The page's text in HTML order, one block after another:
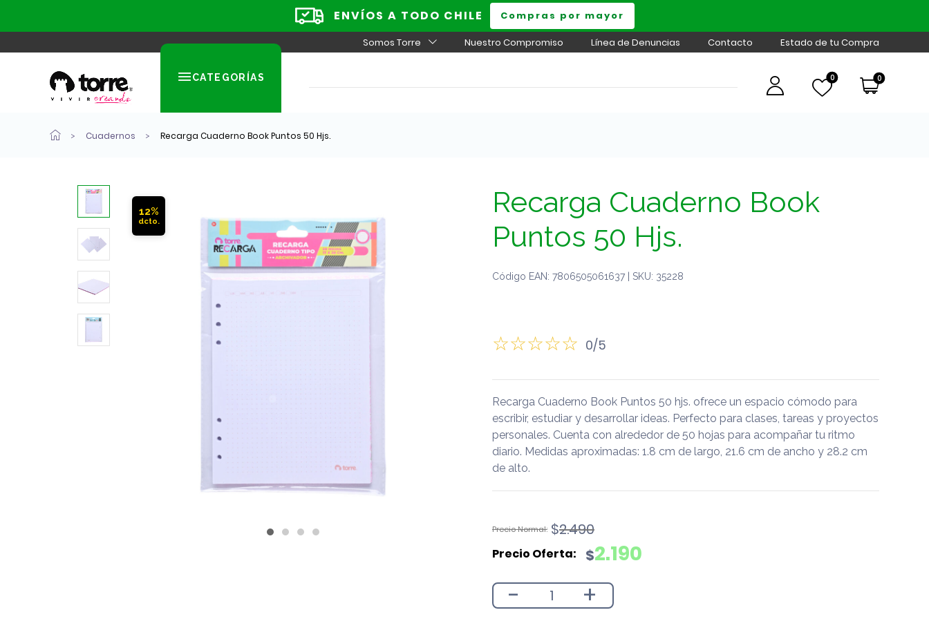
ENVÍOS A TODO CHILE Compras por mayor
Somos Torre Nuestro Compromiso Línea de Denuncias Contacto Estado de tu Compra
CATEGORÍAS 0 0
Cuadernos Recarga Cuaderno Book Puntos 50 Hjs.
12%
Recarga Cuaderno Book
Puntos 50 Hjs.
Código EAN: 7806505061637 | SKU: 35228
0/5
Recarga Cuaderno Book Puntos 50 hjs. ofrece un espacio cómodo para
escribir, estudiar y desarrollar ideas. Perfecto para clases, tareas y proyectos
personales. Cuenta con alrededor de 50 hojas para acompañar tu ritmo
diario. Medidas aproximadas: 1.8 cm de largo, 21.6 cm de ancho y 28.2 cm
de alto.
$2.490
El
original
$2.490.
$2.190
El
actual
$2.190.
- +